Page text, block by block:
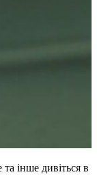
інше дивіться в